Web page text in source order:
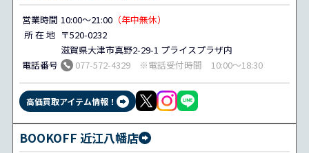
営業時間 10:00～21:00（年中無休）
所 在 地 〒520-0232
滋賀県大津市真野2-29-1 プライスプラザ内
電話番号
077-572-4329 ※電話受付時間 10:00～18:30
高価買取アイテム情報！
BOOKOFF 近江八幡店